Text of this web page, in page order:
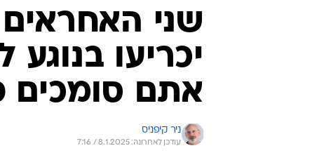
צרכנות פיננסית
יכריעו
אתם סומכים
ניר קיפניס
עודכן לאחרונה: 8.1.2025 / 7:16